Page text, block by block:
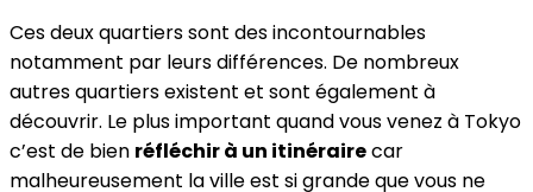
Ces deux quartiers sont des incontournables
notamment par leurs différences. De nombreux
autres quartiers existent et sont également à
découvrir. Le plus important quand vous venez à Tokyo
c’est de bien réfléchir à un itinérairecar
malheureusement la ville est si grande que vous ne